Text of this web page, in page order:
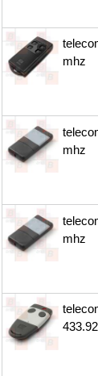
mhz
mhz
mhz